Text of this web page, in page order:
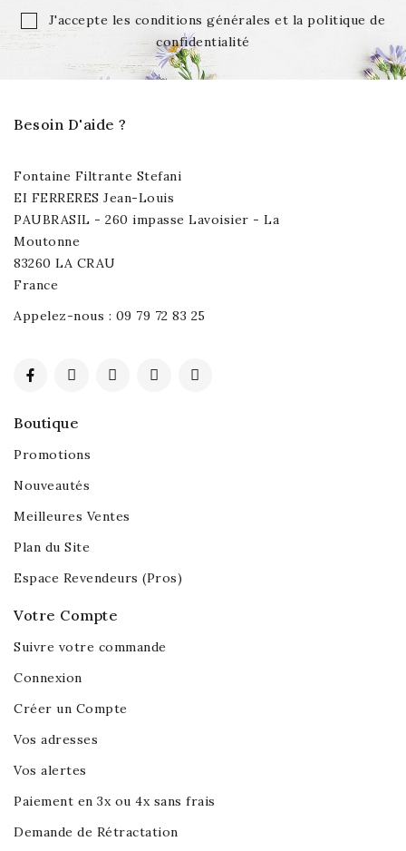
J'accepte les conditions générales et la politique de
confidentialité
Besoin D'aide ?
Fontaine Filtrante Stefani
EI FERRERES Jean-Louis
PAUBRASIL - 260 impasse Lavoisier - La
Moutonne
83260 LA CRAU
France
Appelez-nous : 09 79 72 83 25
Boutique
Promotions
Nouveautés
Meilleures Ventes
Plan du Site
Espace Revendeurs (Pros)
Votre Compte
Suivre votre commande
Connexion
Créer un Compte
Vos adresses
Vos alertes
Paiement en 3x ou 4x sans frais
Demande de Rétractation